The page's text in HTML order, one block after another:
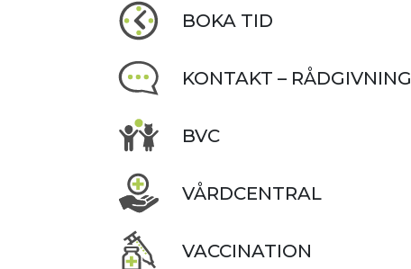
BOKA TID
KONTAKT – RÅDGIVNING
BVC
VÅRDCENTRAL
VACCINATION